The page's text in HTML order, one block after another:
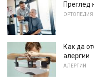
Преглед
ОРТОПЕДИЯ
Как да
алергии
АЛЕРГИИ